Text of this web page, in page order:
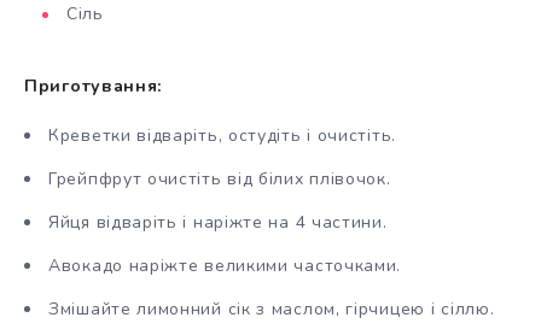
Сіль
Приготування:
Креветки відваріть, остудіть і очистіть.
Грейпфрут очистіть від білих плівочок.
Яйця відваріть і наріжте на 4 частини.
Авокадо наріжте великими часточками.
Змішайте лимонний сік з маслом, гірчицею і сіллю.